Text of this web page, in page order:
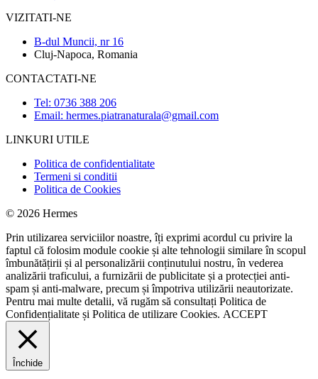
VIZITATI-NE
B-dul Muncii, nr 16
Cluj-Napoca, Romania
CONTACTATI-NE
Tel: 0736 388 206
Email: hermes.piatranaturala@gmail.com
LINKURI UTILE
Politica de confidentialitate
Termeni si conditii
Politica de Cookies
© 2026 Hermes
Prin utilizarea serviciilor noastre, îți exprimi acordul cu privire la
faptul că folosim module cookie și alte tehnologii similare în scopul
îmbunătățirii și al personalizării conținutului nostru, în vederea
analizării traficului, a furnizării de publicitate și a protecției anti-
spam și anti-malware, precum și împotriva utilizării neautorizate.
Pentru mai multe detalii, vă rugăm să consultați Politica de
Confidențialitate și Politica de utilizare Cookies. ACCEPT
Închide